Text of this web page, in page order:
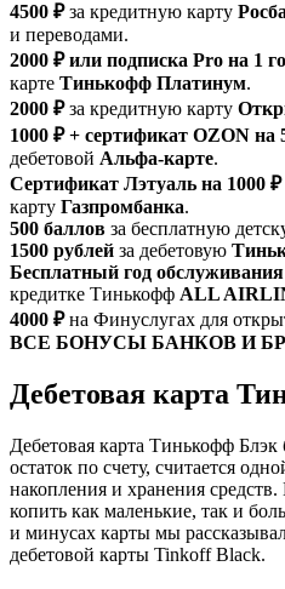
4500 ₽за кредитную карту
и переводами.
2000 ₽ или подписка Pro на 1
карте Тинькофф Платинум.
2000 ₽за кредитную карту
1000 ₽ + сертификат OZON на
дебетовой Альфа-карте.
Сертификат Лэтуаль на 1000 ₽
карту Газпромбанка.
500 баллов за бесплатную
1500 рублей за дебетовую
Бесплатный год
кредитке Тинькофф ALL
4000 ₽на Финуслугах для
ВСЕ БОНУСЫ БАНКОВ И
Дебетовая карта
Дебетовая карта Тинькофф Блэк
остаток по счету, считается
накопления и хранения
копить как маленькие, так и
и минусах карты мы
дебетовой карты Tinkoff Black.